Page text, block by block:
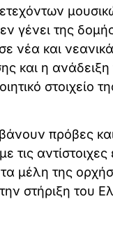
γένει της
νέα και
και η ανάδειξη
στοιχείο
πρόβες
μέλη της
στήριξη του